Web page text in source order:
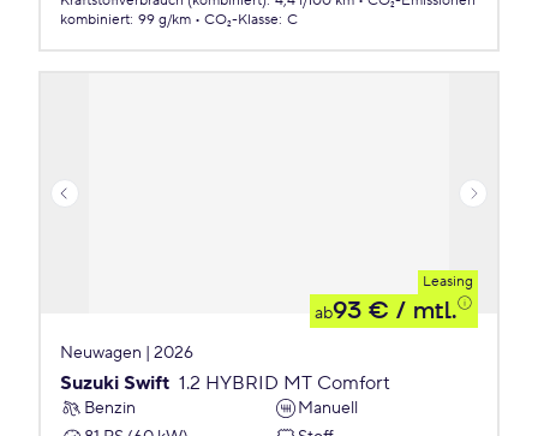
kombiniert: 99 g/km CO₂-Klasse: C
Leasing
ab93 € / mtl.
Neuwagen | 2026
Suzuki Swift 1.2 HYBRID MT Comfort
Benzin
Manuell